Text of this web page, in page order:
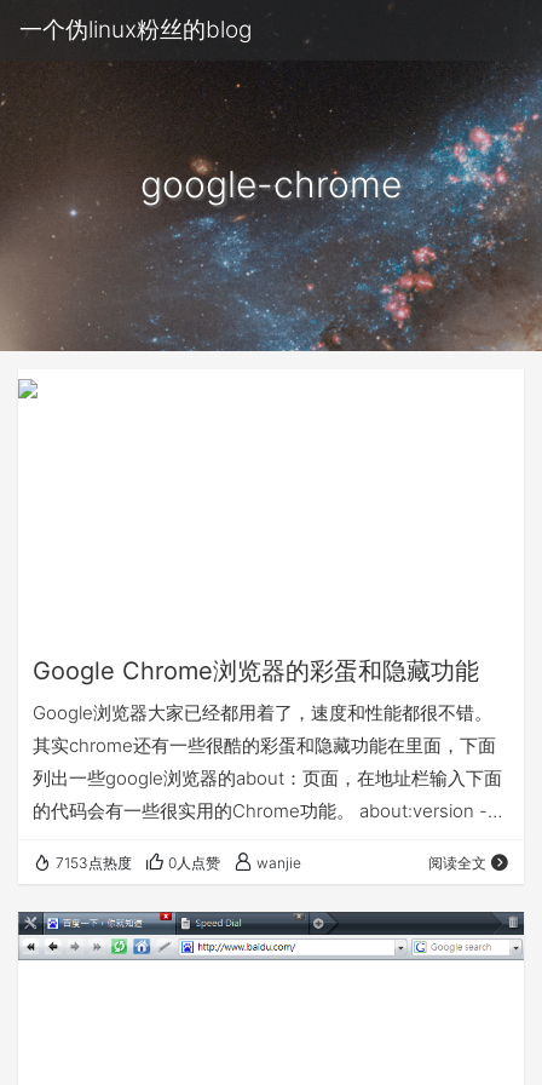
一个伪linux粉丝的blog
google-chrome
Google Chrome浏览器的彩蛋和隐藏功能
Google浏览器大家已经都用着了，速度和性能都很不错。
其实chrome还有一些很酷的彩蛋和隐藏功能在里面，下面
列出一些google浏览器的about：页面，在地址栏输入下面
的代码会有一些很实用的Chrome功能。 about:version -
about:plugins - 显示已安装插件 about:histograms - 显示
历史记录 about:dns - 显示DNS状态 about:cache, 重定向
到 view-cache: …
7153点热度 0人点赞 wanjie 阅读全文